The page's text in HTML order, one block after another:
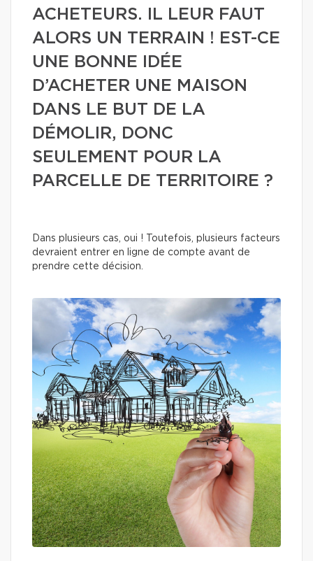
ACHETEURS. IL LEUR FAUT
ALORS UN TERRAIN ! EST-CE
UNE BONNE IDÉE
D’ACHETER UNE MAISON
DANS LE BUT DE LA
DÉMOLIR, DONC
SEULEMENT POUR LA
PARCELLE DE TERRITOIRE ?
Dans plusieurs cas, oui ! Toutefois, plusieurs facteurs
devraient entrer en ligne de compte avant de
prendre cette décision.